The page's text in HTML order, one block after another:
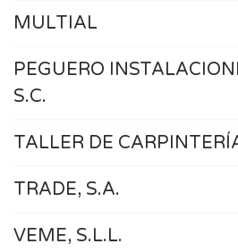
MULTIAL
PEGUERO
S.C.
TALLER DE
TRADE, S.A.
VEME, S.L.L.